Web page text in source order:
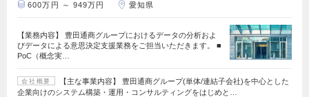
600万円 ～ 949万円 愛知県
【業務内容】 豊田通商グループにおけるデータの分析およ
びデータによる意思決定支援業務をご担当いただきます。 ■
PoC（概念実…
会社概要
【主な事業内容】 豊田通商グループ(単体/連結子会社)を中心とした
企業向けのシステム構築・運用・コンサルティングをはじめと…